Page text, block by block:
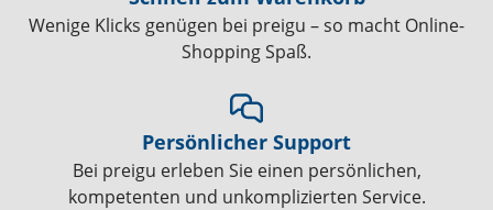
Wenige Klicks genügen bei preigu – so macht Online-
Shopping Spaß.
Persönlicher Support
Bei preigu erleben Sie einen persönlichen,
kompetenten und unkomplizierten Service.